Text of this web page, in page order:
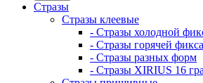
Стразы
Стразы клеевые
- Стразы холодной
- Стразы горячей
- Стразы разных форм
- Стразы XIRIUS 16